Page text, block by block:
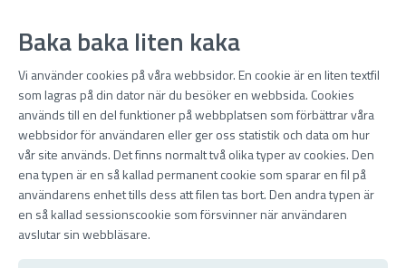
Baka baka liten kaka
Vi använder cookies på våra webbsidor. En cookie är en liten textfil
som lagras på din dator när du besöker en webbsida. Cookies
används till en del funktioner på webbplatsen som förbättrar våra
webbsidor för användaren eller ger oss statistik och data om hur
vår site används. Det finns normalt två olika typer av cookies. Den
ena typen är en så kallad permanent cookie som sparar en fil på
användarens enhet tills dess att filen tas bort. Den andra typen är
en så kallad sessionscookie som försvinner när användaren
avslutar sin webbläsare.